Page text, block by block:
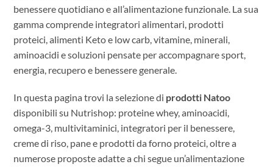
benessere quotidiano e all’alimentazione funzionale. La sua
gamma comprende integratori alimentari, prodotti
proteici, alimenti Keto e low carb, vitamine, minerali,
aminoacidi e soluzioni pensate per accompagnare sport,
energia, recupero e benessere generale.
In questa pagina trovi la selezione di prodotti Natoo
disponibili su Nutrishop: proteine whey, aminoacidi,
omega-3, multivitaminici, integratori per il benessere,
creme di riso, pane e prodotti da forno proteici, oltre a
numerose proposte adatte a chi segue un’alimentazione